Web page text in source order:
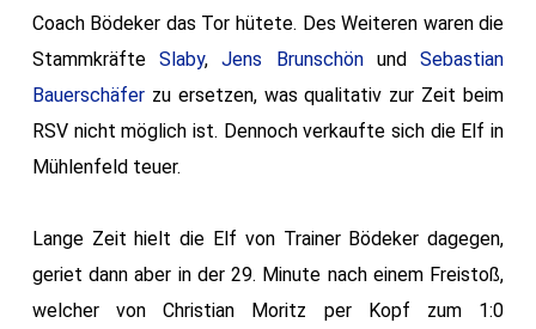
Coach Bödeker das Tor hütete. Des Weiteren waren die
StammkräfteSlaby,Jens BrunschönundSebastian
Bauerschäferzu ersetzen, was qualitativ zur Zeit beim
RSV nicht möglich ist. Dennoch verkaufte sich die Elf in
Mühlenfeld teuer.
Lange Zeit hielt die Elf von Trainer Bödeker dagegen,
geriet dann aber in der 29. Minute nach einem Freistoß,
welcher von Christian Moritz per Kopf zum 1:0